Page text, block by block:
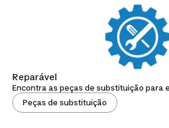
Reparável
Encontra as peças de substituição para
Peças de substituição